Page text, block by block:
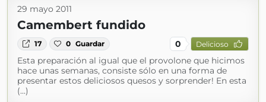
29 mayo 2011
Camembert fundido
17 0 Guardar 0 Delicioso
Esta preparación al igual que el provolone que hicimos
hace unas semanas, consiste sólo en una forma de
presentar estos deliciosos quesos y sorprender! En esta
(...)